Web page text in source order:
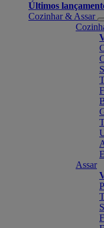
Últimos
Cozinhar & Assar
Assar